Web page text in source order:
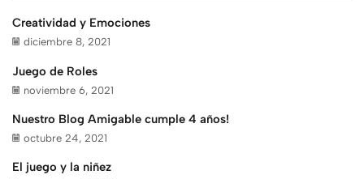
Creatividad y Emociones
diciembre 8, 2021
Juego de Roles
noviembre 6, 2021
Nuestro Blog Amigable cumple 4 años!
octubre 24, 2021
El juego y la niñez